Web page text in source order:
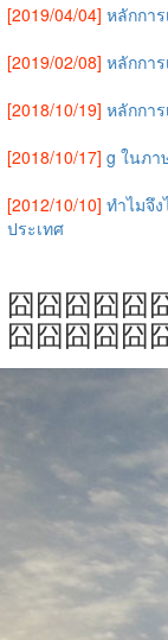
[2019/04/04] หลักกา
[2019/02/08] หลักกา
[2018/10/19] หลักกา
[2018/10/17] g ในภา
[2012/10/10] ทำไมจึ
ประเทศ
囧囧囧囧囧
囧囧囧囧囧